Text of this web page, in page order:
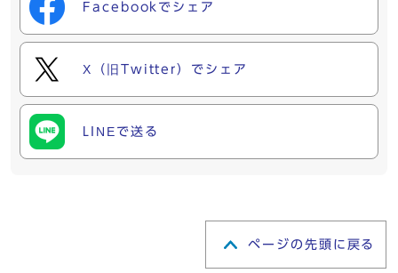
Facebookでシェア
X（旧Twitter）でシェア
LINEで送る
ページの先頭に戻る